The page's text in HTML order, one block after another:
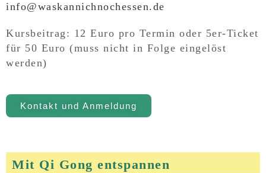
info@waskannichnochessen.de
Kursbeitrag: 12 Euro pro Termin oder 5er-Ticket
für 50 Euro (muss nicht in Folge eingelöst
werden)
Kontakt und Anmeldung
Mit Qi Gong entspannen